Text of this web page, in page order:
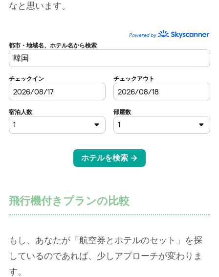
なと思います。
飛行機付きプランの比較
もし、あなたが「航空券とホテルのセット」を探
しているのであれば、少しアプローチが変わりま
す。